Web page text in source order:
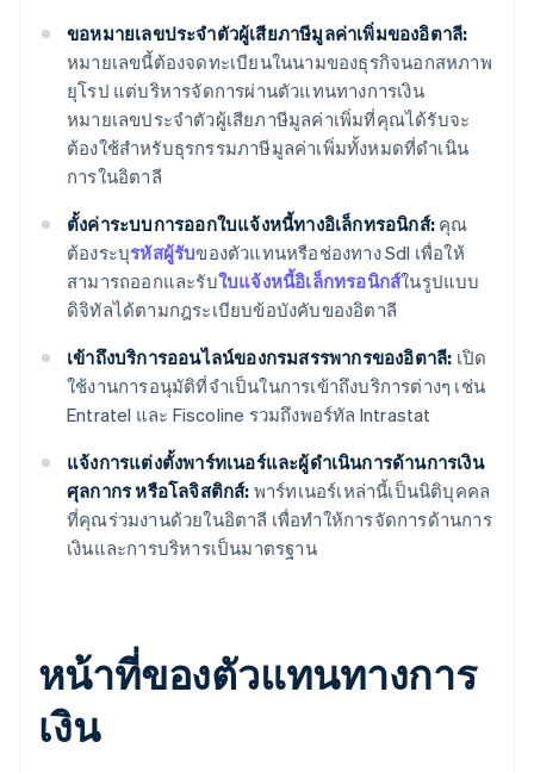
ขอหมายเลขประจำตัวผู้เสียภาษีมูลค่าเพิ่มของอิตาลี:
หมายเลขนี้ต้องจดทะเบียนในนามของธุรกิจนอกสหภาพ
ยุโรป แต่บริหารจัดการผ่านตัวแทนทางการเงิน
หมายเลขประจำตัวผู้เสียภาษีมูลค่าเพิ่มที่คุณได้รับจะ
ต้องใช้สำหรับธุรกรรมภาษีมูลค่าเพิ่มทั้งหมดที่ดำเนิน
การในอิตาลี
ตั้งค่าระบบการออกใบแจ้งหนี้ทางอิเล็กทรอนิกส์: คุณ
ต้องระบุรหัสผู้รับของตัวแทนหรือช่องทาง SdI เพื่อให้
สามารถออกและรับใบแจ้งหนี้อิเล็กทรอนิกส์ในรูปแบบ
ดิจิทัลได้ตามกฎระเบียบข้อบังคับของอิตาลี
เข้าถึงบริการออนไลน์ของกรมสรรพากรของอิตาลี: เปิด
ใช้งานการอนุมัติที่จำเป็นในการเข้าถึงบริการต่างๆ เช่น
Entratel และ Fiscoline รวมถึงพอร์ทัล Intrastat
แจ้งการแต่งตั้งพาร์ทเนอร์และผู้ดำเนินการด้านการเงิน
ศุลกากร หรือโลจิสติกส์: พาร์ทเนอร์เหล่านี้เป็นนิติบุคคล
ที่คุณร่วมงานด้วยในอิตาลี เพื่อทำให้การจัดการด้านการ
เงินและการบริหารเป็นมาตรฐาน
หน้าที่ของตัวแทนทางการ
เงิน